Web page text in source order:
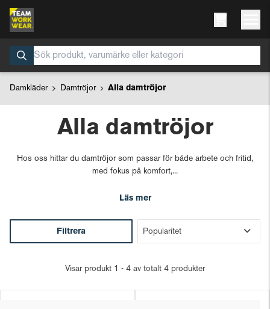
Damkläder Damtröjor Alla damtröjor
Alla damtröjor
Hos oss hittar du damtröjor som passar för både arbete och fritid,
med fokus på komfort,...
Läs mer
Filtrera
Visar produkt 1 - 4 av totalt 4 produkter